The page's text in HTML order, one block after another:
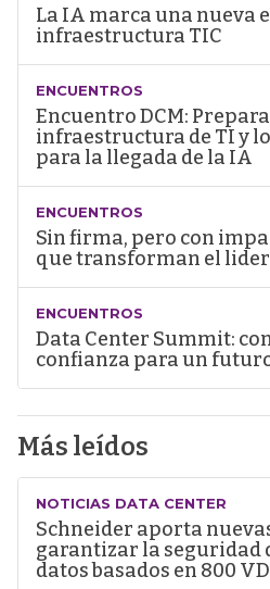
La IA marca una nueva
infraestructura TIC
ENCUENTROS
Encuentro DCM:
infraestructura de TI y
para la llegada de la IA
ENCUENTROS
Sin firma, pero con
que transforman el
ENCUENTROS
Data Center Summit:
confianza para un
Más leídos
NOTICIAS DATA CENTER
Schneider aporta
garantizar la seguridad
datos basados en 800